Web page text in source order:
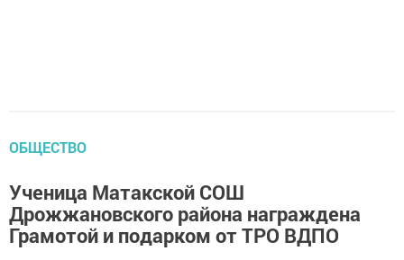
ОБЩЕСТВО
Ученица Матакской СОШ
Дрожжановского района награждена
Грамотой и подарком от ТРО ВДПО